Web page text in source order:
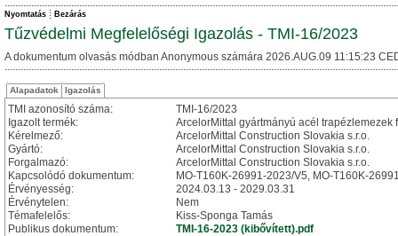
Nyomtatás Bezárás
Tűzvédelmi Megfelelőségi Igazolás - TMI-16/2023
A dokumentum olvasás módban Anonymous számára 2026.AUG.09 11:15:23
Alapadatok Igazolás
TMI azonosító száma:
TMI-16/2023
Igazolt termék:
ArcelorMittal gyártmányú acél
Kérelmező:
ArcelorMittal Construction Slovakia s.r.o.
Gyártó:
ArcelorMittal Construction Slovakia s.r.o.
Forgalmazó:
ArcelorMittal Construction Slovakia s.r.o.
Kapcsolódó dokumentum:
MO-T160K-26991-2023/V5, MO-T160K-
Érvényesség:
2024.03.13 - 2029.03.31
Érvénytelen:
Nem
Témafelelős:
Kiss-Sponga Tamás
Publikus dokumentum:
TMI-16-2023 (kibővített).pdf